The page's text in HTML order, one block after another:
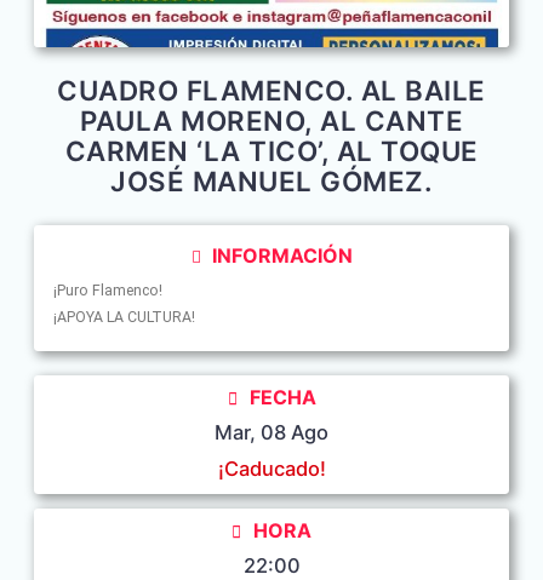
CUADRO FLAMENCO. AL BAILE
PAULA MORENO, AL CANTE
CARMEN ‘LA TICO’, AL TOQUE
JOSÉ MANUEL GÓMEZ.
INFORMACIÓN
¡Puro Flamenco!
¡APOYA LA CULTURA!
FECHA
Mar, 08 Ago
¡Caducado!
HORA
22:00